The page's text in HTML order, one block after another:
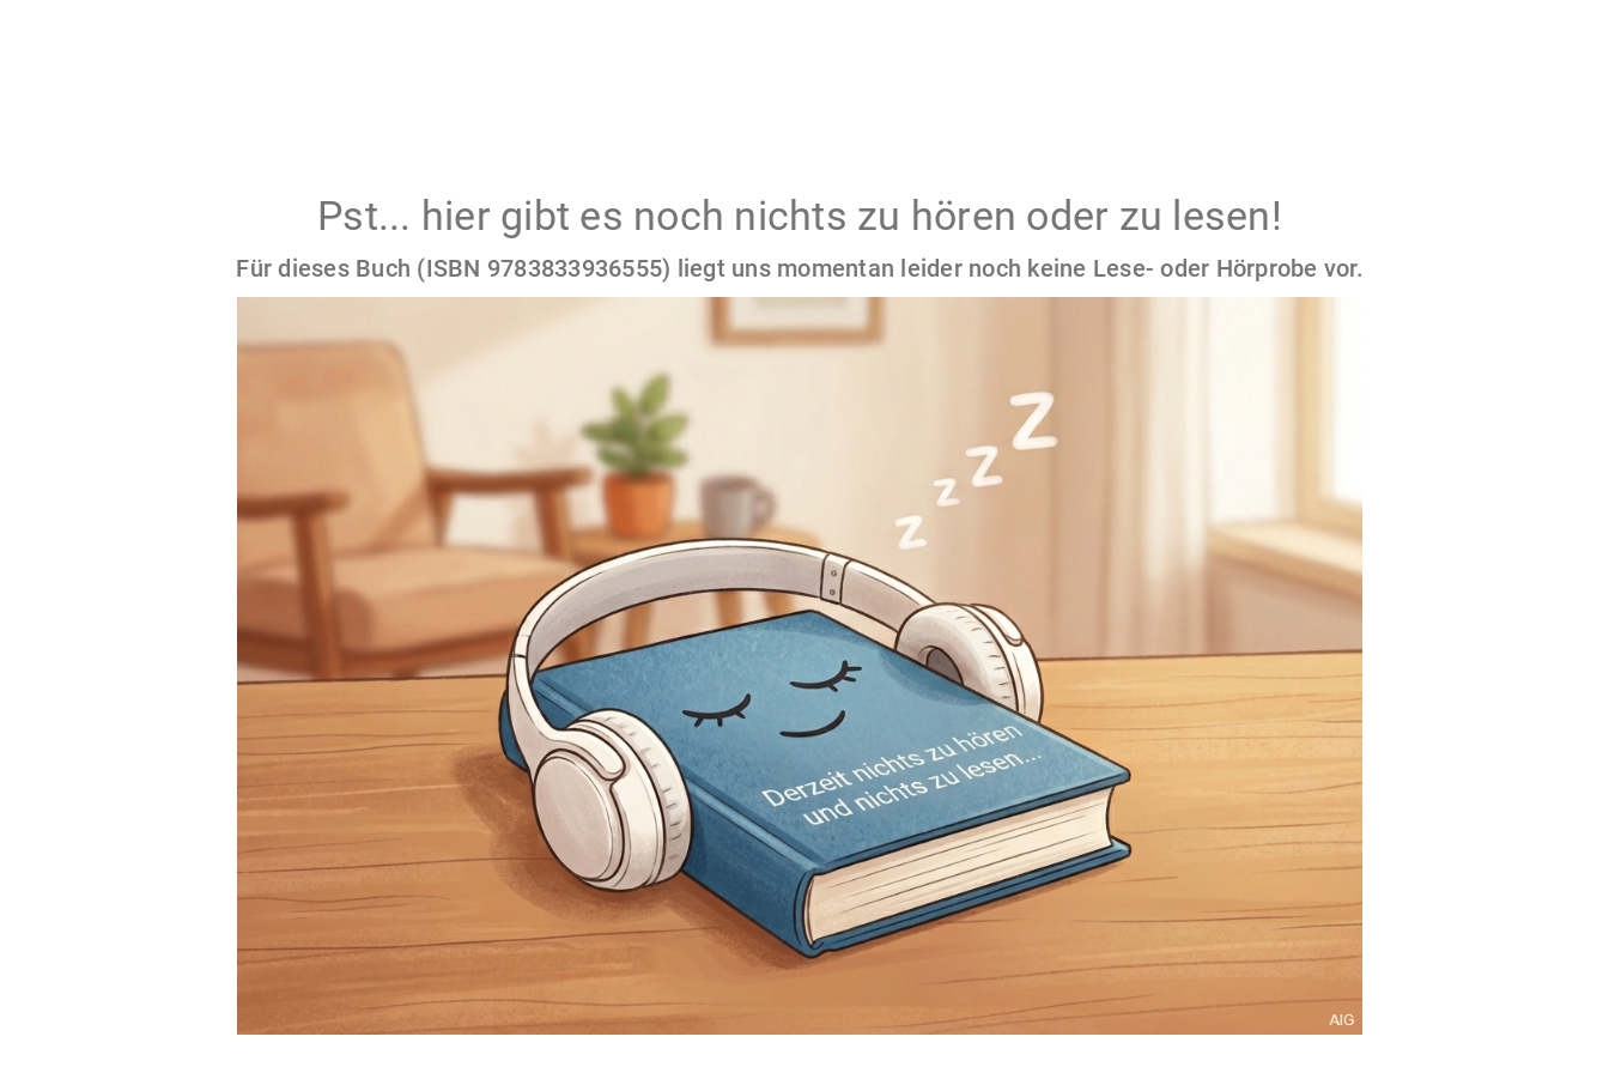
Pst... hier gibt es noch nichts zu hören oder zu lesen!
Für dieses Buch (ISBN 9783833936555) liegt uns momentan leider noch keine Lese- oder Hörprobe vor.